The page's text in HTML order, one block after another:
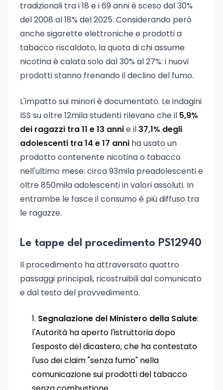
tradizionali tra i 18 e i 69 anni è sceso dal 30%
del 2008 al 18% del 2025. Considerando però
anche sigarette elettroniche e prodotti a
tabacco riscaldato, la quota di chi assume
nicotina è calata solo dal 30% al 27%: i nuovi
prodotti stanno frenando il declino del fumo.
L'impatto sui minori è documentato. Le indagini
ISS su oltre 12mila studenti rilevano che il 5,9%
dei ragazzi tra 11 e 13 annie il 37,1% degli
adolescenti tra 14 e 17 anni ha usato un
prodotto contenente nicotina o tabacco
nell'ultimo mese: circa 93mila preadolescenti e
oltre 850mila adolescenti in valori assoluti. In
entrambe le fasce il consumo è più diffuso tra
le ragazze.
Le tappe del procedimento PS12940
Il procedimento ha attraversato quattro
passaggi principali, ricostruibili dal comunicato
e dal testo del provvedimento.
Segnalazione del Ministero della Salute:
l'Autorità ha aperto l'istruttoria dopo
l'esposto del dicastero, che ha contestato
l'uso dei claim "senza fumo" nella
comunicazione sui prodotti del tabacco